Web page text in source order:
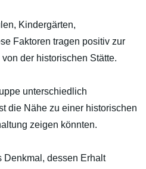
Kindergärten,
Faktoren tragen positiv zur
der historischen Stätte.
unterschiedlich
die Nähe zu einer historischen
zeigen könnten.
Denkmal, dessen Erhalt